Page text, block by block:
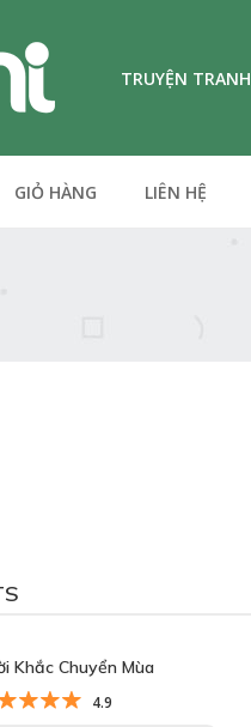
TRUYỆN TRANH
GIỎ HÀNG LIÊN HỆ
Khắc Chuyển Mùa
4.9